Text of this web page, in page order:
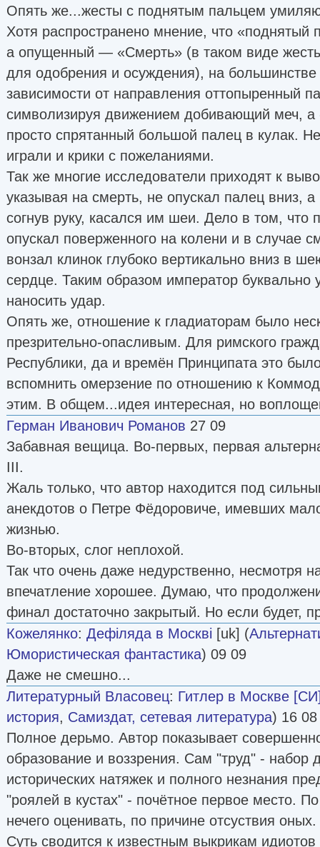
Опять же...жесты с поднятым пальцем
Хотя распространено мнение, что «поднятый
а опущенный — «Смерть» (в таком виде
для одобрения и осуждения), на большинстве
зависимости от направления оттопыренный
символизируя движением добивающий меч, а
просто спрятанный большой палец в кулак.
играли и крики с пожеланиями.
Так же многие исследователи приходят к
указывая на смерть, не опускал палец вниз,
согнув руку, касался им шеи. Дело в том, что
опускал поверженного на колени и в случае
вонзал клинок глубоко вертикально вниз в
сердце. Таким образом император буквально
наносить удар.
Опять же, отношение к гладиаторам было
презрительно-опасливым. Для римского
Республики, да и времён Принципата это
вспомнить омерзение по отношению к
этим. В общем...идея интересная, но
Герман Иванович Романов 27 09
Забавная вещица. Во-первых, первая
III.
Жаль только, что автор находится под
анекдотов о Петре Фёдоровиче, имевших
жизнью.
Во-вторых, слог неплохой.
Так что очень даже недурственно, несмотря
впечатление хорошее. Думаю, что
финал достаточно закрытый. Но если будет,
Кожелянко: Дефіляда в Москві [uk] (
Юмористическая фантастика) 09 09
Даже не смешно...
Литературный Власовец: Гитлер в Москве
история, Самиздат, сетевая литература) 16 08
Полное дерьмо. Автор показывает
образование и воззрения. Сам "труд" - набор
исторических натяжек и полного незнания
"роялей в кустах" - почётное первое место.
нечего оценивать, по причине отсуствия оных.
Суть сводится к известным выкрикам